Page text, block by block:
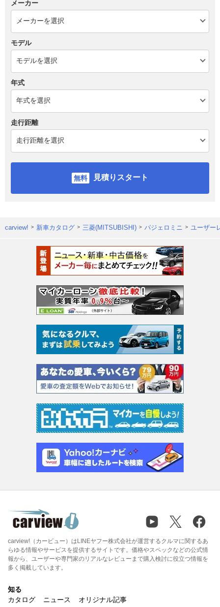
メーカー
モデル
年式
走行距離
見積りスタート
carview! 新車カタログ 三菱(MITSUBISHI) パジェロミニ ユーザー
carview!（カービュー）はLINEヤフー株式会社が運営するクルマに関するあ
らゆる情報やサービスを提供するサイトです。価格やスペックなどの公式情
報から、ユーザーや専門家のリアルなレビューまで購入検討に役立つ情報を
多く掲載しています。
知る
カタログ
ニュース オリジナル記事